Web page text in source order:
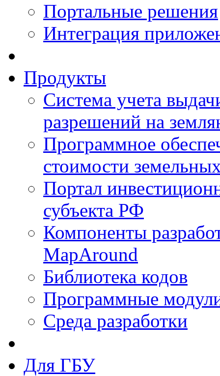
Портальные решения
Интеграция
Продукты
Система учета
разрешений на
Программное
стоимости
Портал
субъекта РФ
Компоненты
MapAround
Библиотека кодов
Программные
Среда разработки
Для ГБУ